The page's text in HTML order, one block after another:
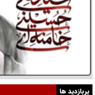
پربازدید ها